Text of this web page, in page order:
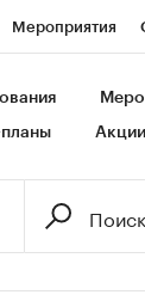
Мероприятия
Франшизы
планы Акции